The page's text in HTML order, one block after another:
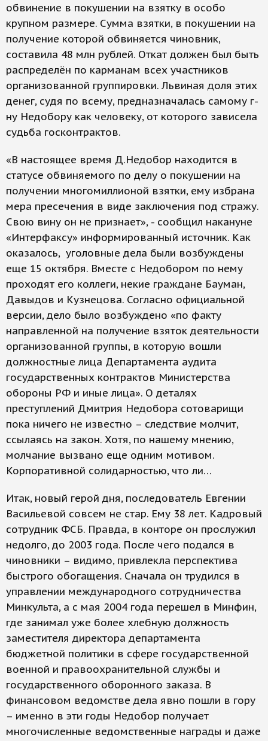
обвинение в покушении на взятку в особо
крупном размере. Сумма взятки, в покушении на
получение которой обвиняется чиновник,
составила 48 млн рублей. Откат должен был быть
распределён по карманам всех участников
организованной группировки. Львиная доля этих
денег, судя по всему, предназначалась самому г-
ну Недобору как человеку, от которого зависела
судьба госконтрактов.
«В настоящее время Д.Недобор находится в
статусе обвиняемого по делу о покушении на
получении многомиллионой взятки, ему избрана
мера пресечения в виде заключения под стражу.
Свою вину он не признает», - сообщил накануне
«Интерфаксу» информированный источник. Как
оказалось, уголовные дела были возбуждены
еще 15 октября. Вместе с Недобором по нему
проходят его коллеги, некие граждане Бауман,
Давыдов и Кузнецова. Согласно официальной
версии, дело было возбуждено «по факту
направленной на получение взяток деятельности
организованной группы, в которую вошли
должностные лица Департамента аудита
государственных контрактов Министерства
обороны РФ и иные лица». О деталях
преступлений Дмитрия Недобора сотоварищи
пока ничего не известно – следствие молчит,
ссылаясь на закон. Хотя, по нашему мнению,
молчание вызвано еще одним мотивом.
Корпоративной солидарностью, что ли…
Итак, новый герой дня, последователь Евгении
Васильевой совсем не стар. Ему 38 лет. Кадровый
сотрудник ФСБ. Правда, в конторе он прослужил
недолго, до 2003 года. После чего подался в
чиновники – видимо, привлекла перспектива
быстрого обогащения. Сначала он трудился в
управлении международного сотрудничества
Минкульта, а с мая 2004 года перешел в Минфин,
где занимал уже более хлебную должность
заместителя директора департамента
бюджетной политики в сфере государственной
военной и правоохранительной службы и
государственного оборонного заказа. В
финансовом ведомстве дела явно пошли в гору
– именно в эти годы Недобор получает
многочисленные ведомственные награды и даже